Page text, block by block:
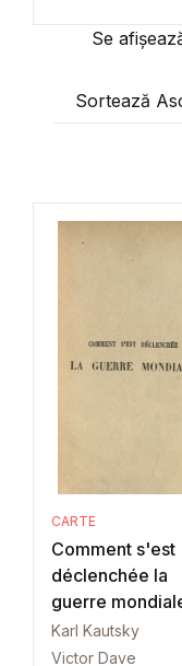
Se
Sortează
CARTE
Comment s'est
déclenchée la
guerre
Karl Kautsky
Victor Dave